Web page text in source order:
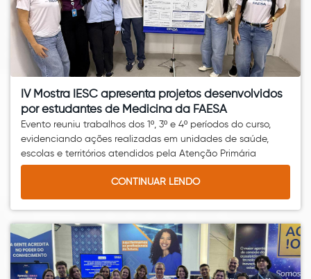
IV Mostra IESC apresenta projetos desenvolvidos
por estudantes de Medicina da FAESA
Evento reuniu trabalhos dos 1º, 3º e 4º períodos do curso,
evidenciando ações realizadas em unidades de saúde,
escolas e territórios atendidos pela Atenção Primária
CONTINUAR LENDO